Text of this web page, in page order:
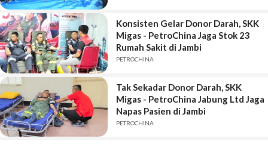
Konsisten Gelar Donor Darah, SKK
Migas - PetroChina Jaga Stok 23
Rumah Sakit di Jambi
PETROCHINA
Tak Sekadar Donor Darah, SKK
Migas - PetroChina Jabung Ltd Jaga
Napas Pasien di Jambi
PETROCHINA